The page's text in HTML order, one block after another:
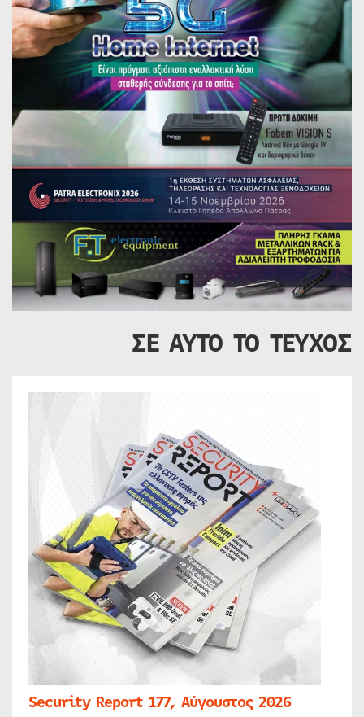
ΣΕ ΑΥΤΟ ΤΟ ΤΕΥΧΟΣ
Security Report 177, Αύγουστος 2026